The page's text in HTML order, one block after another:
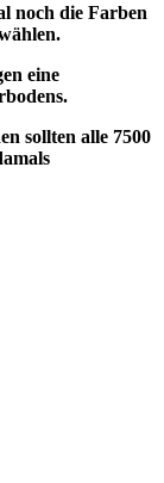
noch die Farben
eine
sollten alle 7500